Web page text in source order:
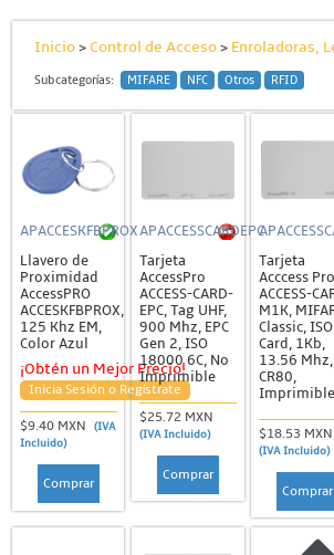
Inicio>Control de Acceso> Enroladoras,
Subcategorías: MIFARE NFC Otros RFID
APACCESKFBPROX
Llavero de
Proximidad
AccessPRO
ACCESKFBPROX,
125 Khz EM,
Color Azul
¡Obtén un Mejor Precio!
Inicia Sesión o Regístrate
$9.40 MXN
(IVA
Incluido)
Comprar
APACCESSCARDEPC
Tarjeta
AccessPro
ACCESS-CARD-
EPC, Tag UHF,
900 Mhz, EPC
Gen 2, ISO
18000 6C, No
Imprimible
$25.72 MXN
(IVA Incluido)
Comprar
Tarjeta
Acccess Pro
ACCESS-
M1K,
Classic, ISO
Card, 1Kb,
13.56 Mhz,
CR80,
Imprimible
$18.53 MXN
(IVA Incluido)
Comprar